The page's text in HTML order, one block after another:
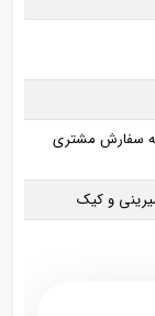
سفارش مشتری